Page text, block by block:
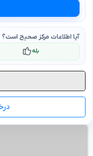
آیا اطلاعات مرکز صحیح است؟
بله